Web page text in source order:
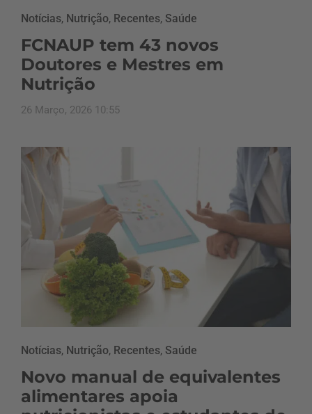
Notícias, Nutrição, Recentes, Saúde
FCNAUP tem 43 novos
Doutores e Mestres em
Nutrição
26 Março, 2026 10:55
Notícias, Nutrição, Recentes, Saúde
Novo manual de equivalentes
alimentares apoia